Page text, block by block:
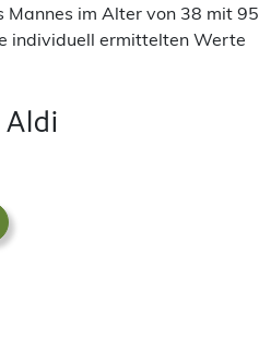
im Alter von 38 mit 95
individuell ermittelten Werte